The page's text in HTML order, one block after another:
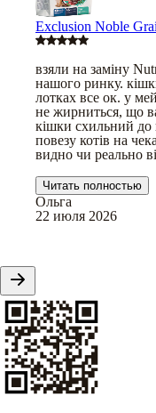
Exclusion Noble
взяли на заміну
нашого ринку.
лотках все ок. у
не жирниться, що
кішки схильний до
повезу котів на
видно чи реально
Читать полностью
Ольга
22 июля 2026